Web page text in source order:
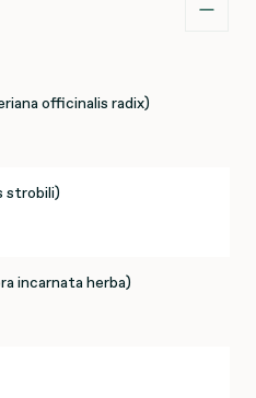
officinalis radix)
strobili)
incarnata herba)